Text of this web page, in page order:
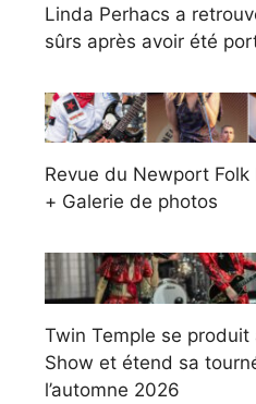
Linda Perhacs a
sûrs après avoir été
Revue du Newport
+ Galerie de photos
Twin Temple se produit
Show et étend sa
l’automne 2026